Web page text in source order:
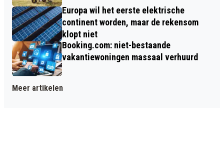
Europa wil het eerste elektrische
continent worden, maar de rekensom
klopt niet
Booking.com: niet-bestaande
vakantiewoningen massaal verhuurd
Meer artikelen